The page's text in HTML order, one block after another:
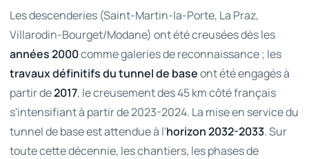
Les descenderies (Saint-Martin-la-Porte, La Praz,
Villarodin-Bourget/Modane) ont été creusées dès les
années 2000comme galeries de reconnaissance ; les
travaux définitifs du tunnel de baseont été engagés à
partir de2017, le creusement des 45 km côté français
s'intensifiant à partir de 2023-2024. La mise en service du
tunnel de base est attendue à l'horizon 2032-2033. Sur
toute cette décennie, les chantiers, les phases de